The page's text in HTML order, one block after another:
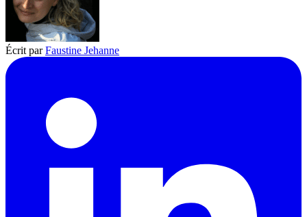
Écrit parFaustine Jehanne